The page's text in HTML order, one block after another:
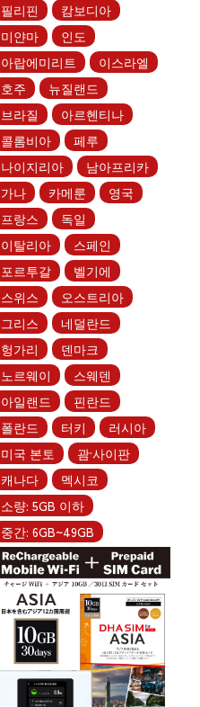
필리핀
캄보디아
미얀마
인도
아랍에미리트
이스라엘
호주
뉴질랜드
브라질
아르헨티나
콜롬비아
페루
나이지리아
남아프리카
가나
카메룬
영국
프랑스
독일
이탈리아
스페인
포르투갈
벨기에
스위스
오스트리아
그리스
네덜란드
헝가리
덴마크
노르웨이
스웨덴
아일랜드
핀란드
폴란드
터키
러시아
미국 본토
괌·사이판
캐나다
멕시코
소량: 5GB 이하
중간: 6GB~49GB